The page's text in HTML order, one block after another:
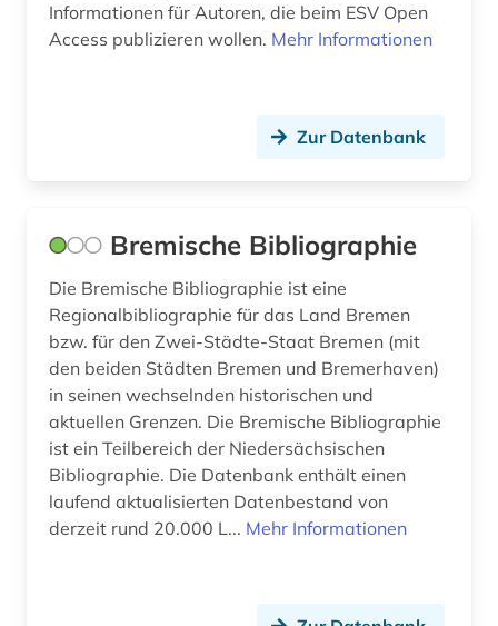
Informationen für Autoren, die beim ESV Open
Access publizieren wollen. Mehr Informationen
Zur Datenbank
Bremische Bibliographie
Die Bremische Bibliographie ist eine
Regionalbibliographie für das Land Bremen
bzw. für den Zwei-Städte-Staat Bremen (mit
den beiden Städten Bremen und Bremerhaven)
in seinen wechselnden historischen und
aktuellen Grenzen. Die Bremische Bibliographie
ist ein Teilbereich der Niedersächsischen
Bibliographie. Die Datenbank enthält einen
laufend aktualisierten Datenbestand von
derzeit rund 20.000 L... Mehr Informationen